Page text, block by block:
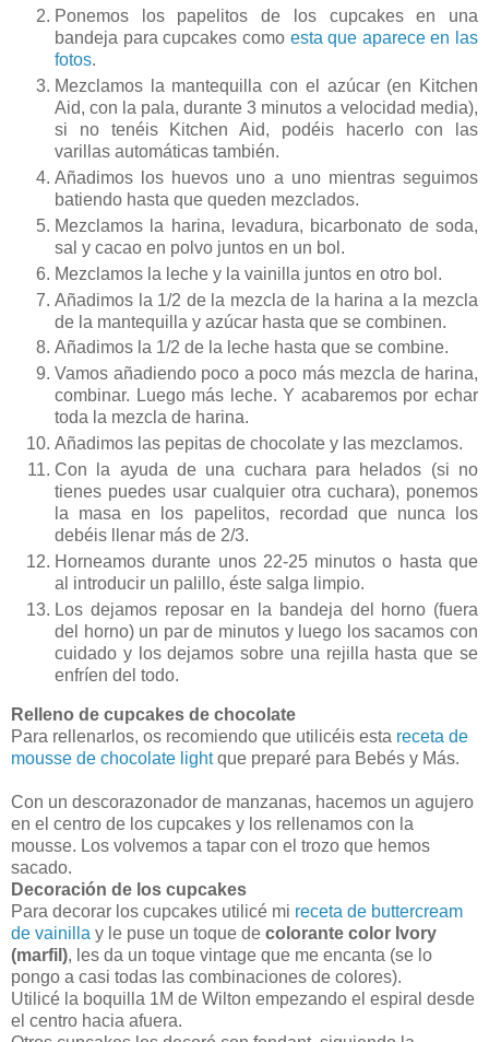
Ponemos los papelitos de los cupcakes en una
bandeja para cupcakes como esta que aparece en las
fotos.
Mezclamos la mantequilla con el azúcar (en Kitchen
Aid, con la pala, durante 3 minutos a velocidad media),
si no tenéis Kitchen Aid, podéis hacerlo con las
varillas automáticas también.
Añadimos los huevos uno a uno mientras seguimos
batiendo hasta que queden mezclados.
Mezclamos la harina, levadura, bicarbonato de soda,
sal y cacao en polvo juntos en un bol.
Mezclamos la leche y la vainilla juntos en otro bol.
Añadimos la 1/2 de la mezcla de la harina a la mezcla
de la mantequilla y azúcar hasta que se combinen.
Añadimos la 1/2 de la leche hasta que se combine.
Vamos añadiendo poco a poco más mezcla de harina,
combinar. Luego más leche. Y acabaremos por echar
toda la mezcla de harina.
Añadimos las pepitas de chocolate y las mezclamos.
Con la ayuda de una cuchara para helados (si no
tienes puedes usar cualquier otra cuchara), ponemos
la masa en los papelitos, recordad que nunca los
debéis llenar más de 2/3.
Horneamos durante unos 22-25 minutos o hasta que
al introducir un palillo, éste salga limpio.
Los dejamos reposar en la bandeja del horno (fuera
del horno) un par de minutos y luego los sacamos con
cuidado y los dejamos sobre una rejilla hasta que se
enfríen del todo.
Relleno de cupcakes de chocolate
Para rellenarlos, os recomiendo que utilicéis esta receta de
mousse de chocolate lightque preparé para Bebés y Más.
Con un descorazonador de manzanas, hacemos un agujero
en el centro de los cupcakes y los rellenamos con la
mousse. Los volvemos a tapar con el trozo que hemos
sacado.
Decoración de los cupcakes
Para decorar los cupcakes utilicé mi receta de buttercream
de vainilla y le puse un toque de colorante color Ivory
(marfil), les da un toque vintage que me encanta (se lo
pongo a casi todas las combinaciones de colores).
Utilicé la boquilla 1M de Wilton empezando el espiral desde
el centro hacia afuera.